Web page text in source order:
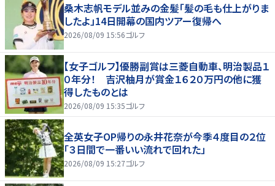
桑木志帆モデル並みの金髪「髪の毛も仕上がりま
したよ」14日開幕の国内ツアー復帰へ
2026/08/09 15:56ゴルフ
【女子ゴルフ】優勝副賞は三菱自動車、明治製品１
０年分！ 吉沢柚月が賞金１６２０万円の他に獲
得したものとは
2026/08/09 15:35ゴルフ
全英女子OP帰りの永井花奈が今季４度目の２位
「３日間で一番いい流れで回れた」
2026/08/09 15:27ゴルフ